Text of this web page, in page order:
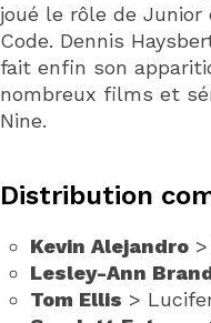
joué le rôle de
Code. Dennis
fait enfin son
nombreux films et
Nine.
Distribution
Kevin Alejandro>
Lesley-Ann
Tom Ellis >